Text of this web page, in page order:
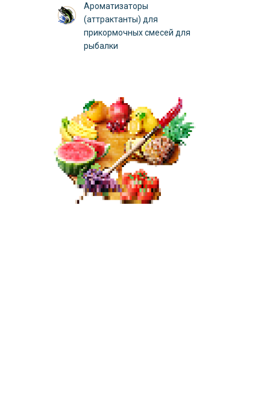
Ароматизаторы
(аттрактанты) для
прикормочных смесей для
рыбалки